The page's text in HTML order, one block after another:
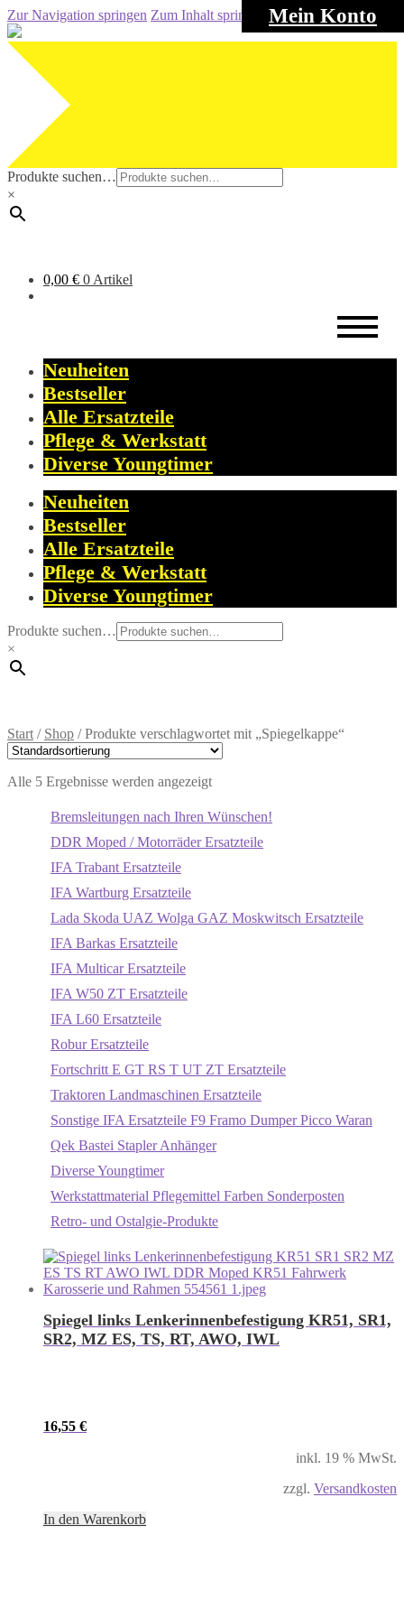
Mein Konto
Zur Navigation springen Zum Inhalt springen
Produkte suchen…
×
0,00 € 0 Artikel
Neuheiten
Bestseller
Alle Ersatzteile
Pflege & Werkstatt
Diverse Youngtimer
Neuheiten
Bestseller
Alle Ersatzteile
Pflege & Werkstatt
Diverse Youngtimer
Produkte suchen…
×
Start / Shop /Produkte verschlagwortet mit „Spiegelkappe“
Alle 5 Ergebnisse werden angezeigt
Bremsleitungen nach Ihren Wünschen!
DDR Moped / Motorräder Ersatzteile
IFA Trabant Ersatzteile
IFA Wartburg Ersatzteile
Lada Skoda UAZ Wolga GAZ Moskwitsch Ersatzteile
IFA Barkas Ersatzteile
IFA Multicar Ersatzteile
IFA W50 ZT Ersatzteile
IFA L60 Ersatzteile
Robur Ersatzteile
Fortschritt E GT RS T UT ZT Ersatzteile
Traktoren Landmaschinen Ersatzteile
Sonstige IFA Ersatzteile F9 Framo Dumper Picco Waran
Qek Bastei Stapler Anhänger
Diverse Youngtimer
Werkstattmaterial Pflegemittel Farben Sonderposten
Retro- und Ostalgie-Produkte
Spiegel links Lenkerinnenbefestigung KR51, SR1,
SR2, MZ ES, TS, RT, AWO, IWL
16,55 €
inkl. 19 % MwSt.
zzgl. Versandkosten
In den Warenkorb